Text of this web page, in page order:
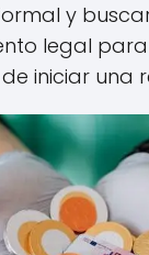
y
legal
iniciar una